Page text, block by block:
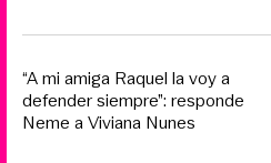
“A mi amiga Raquel la voy a
defender siempre”: responde
Neme a Viviana Nunes